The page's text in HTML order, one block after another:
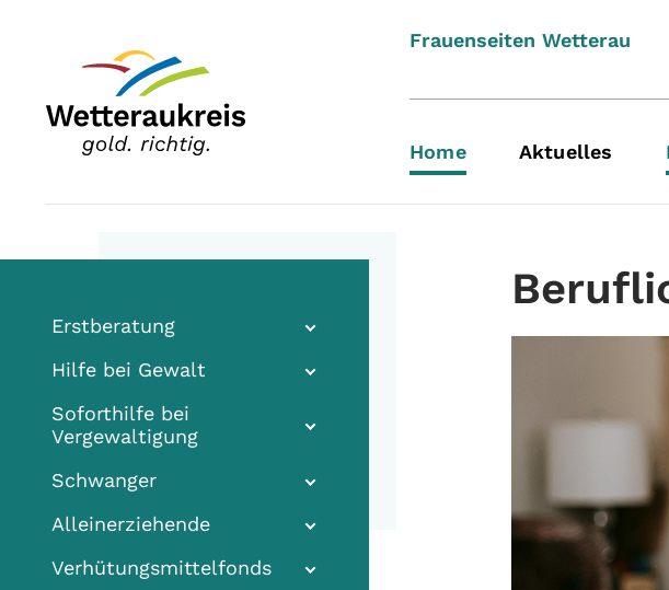
Frauenseiten Wetterau
Home Aktuelles
Erstberatung
Hilfe bei Gewalt
Soforthilfe bei
Vergewaltigung
Schwanger
Alleinerziehende
Verhütungsmittelfonds